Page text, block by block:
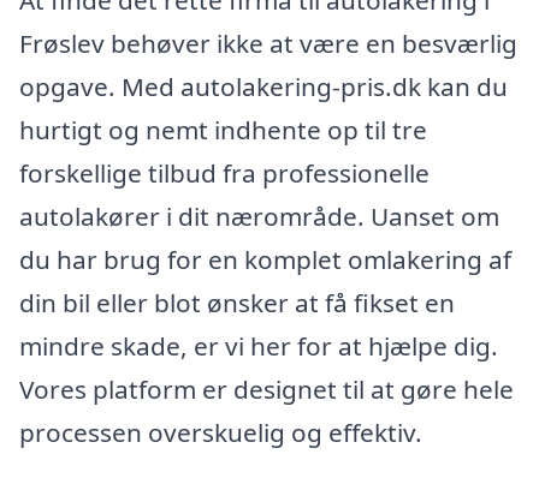
Frøslev behøver ikke at være en besværlig
opgave. Med autolakering-pris.dk kan du
hurtigt og nemt indhente op til tre
forskellige tilbud fra professionelle
autolakører i dit nærområde. Uanset om
du har brug for en komplet omlakering af
din bil eller blot ønsker at få fikset en
mindre skade, er vi her for at hjælpe dig.
Vores platform er designet til at gøre hele
processen overskuelig og effektiv.